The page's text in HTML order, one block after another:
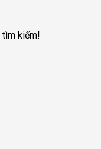
tìm kiếm!